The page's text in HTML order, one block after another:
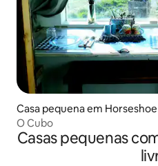
Casa pequena em
O Cubo
Casas pequenas